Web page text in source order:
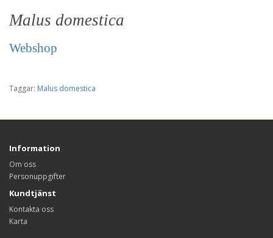
Malus domestica
Webshop
Taggar: Malus domestica
Information
Om oss
Personuppgifter
Kundtjänst
Kontakta oss
Karta